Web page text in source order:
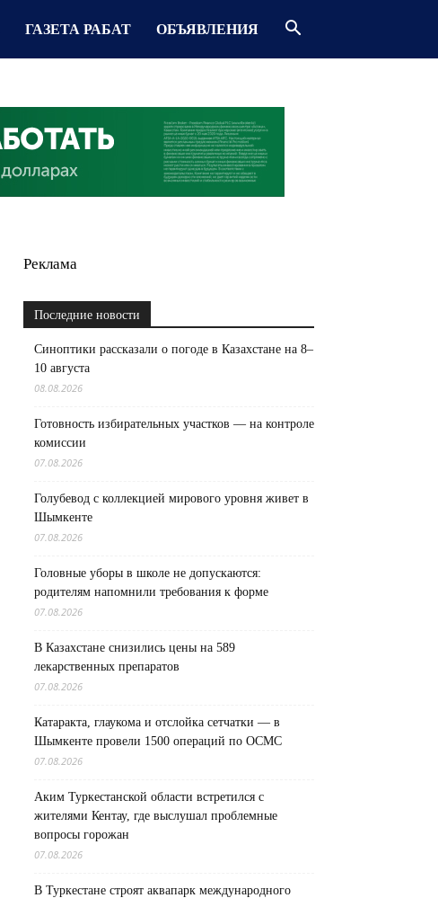
ГАЗЕТА РАБАТ ОБЪЯВЛЕНИЯ
Реклама
Последние новости
Синоптики рассказали о погоде в Казахстане на 8–
10 августа
08.08.2026
Готовность избирательных участков — на контроле
комиссии
07.08.2026
Голубевод с коллекцией мирового уровня живет в
Шымкенте
07.08.2026
Головные уборы в школе не допускаются:
родителям напомнили требования к форме
07.08.2026
В Казахстане снизились цены на 589
лекарственных препаратов
07.08.2026
Катаракта, глаукома и отслойка сетчатки — в
Шымкенте провели 1500 операций по ОСМС
07.08.2026
Аким Туркестанской области встретился с
жителями Кентау, где выслушал проблемные
вопросы горожан
07.08.2026
В Туркестане строят аквапарк международного